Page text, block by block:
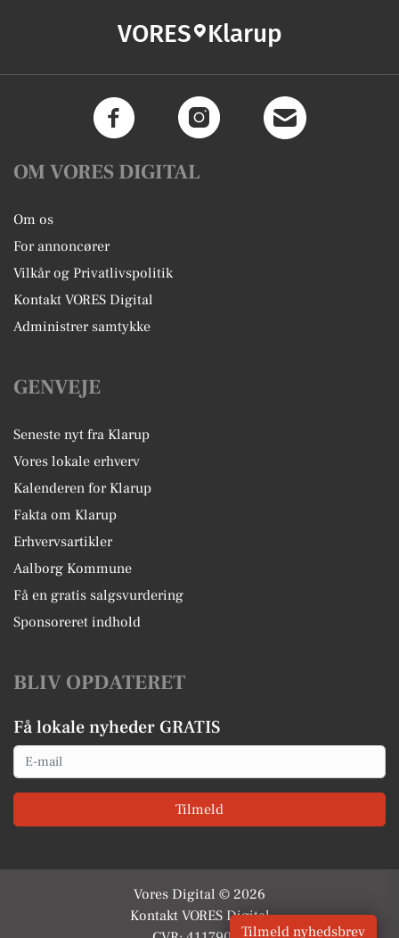
VORES Klarup
OM VORES DIGITAL
Om os
For annoncører
Vilkår og Privatlivspolitik
Kontakt VORES Digital
Administrer samtykke
GENVEJE
Seneste nyt fra Klarup
Vores lokale erhverv
Kalenderen for Klarup
Fakta om Klarup
Erhvervsartikler
Aalborg Kommune
Få en gratis salgsvurdering
Sponsoreret indhold
BLIV OPDATERET
Få lokale nyheder GRATIS
Email
Tilmeld
Vores Digital © 2026
Kontakt VORES Digital
Tilmeld nyhedsbrev